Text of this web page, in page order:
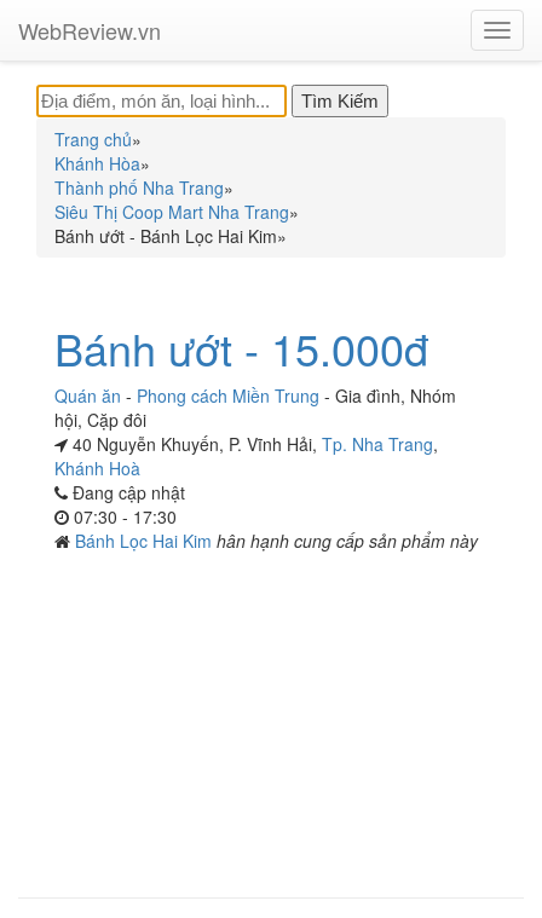
WebReview.vn
Trang chủ»
Khánh Hòa»
Thành phố Nha Trang»
Siêu Thị Coop Mart Nha Trang»
Bánh ướt - Bánh Lọc Hai Kim»
Bánh ướt - 15.000đ
Quán ăn - Phong cách Miền Trung - Gia đình, Nhóm
hội, Cặp đôi
40 Nguyễn Khuyến, P. Vĩnh Hải, Tp. Nha Trang,
Khánh Hoà
Đang cập nhật
07:30 - 17:30
Bánh Lọc Hai Kim hân hạnh cung cấp sản phẩm này